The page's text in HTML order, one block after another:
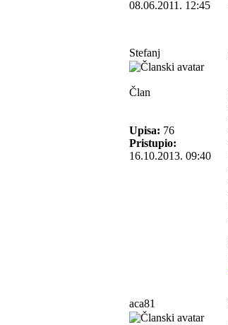
08.06.2011. 12:45
Stefanj
Član
Upisa: 76
Pristupio:
16.10.2013. 09:40
aca81